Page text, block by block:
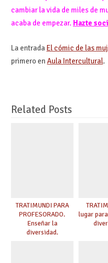
cambiar la vida de miles de
acaba de empezar. Hazte
La entrada El cómic de las
primero en Aula Intercultural.
Related Posts
TRATIMUNDI PARA
PROFESORADO.
Enseñar la
diversidad.
lugar